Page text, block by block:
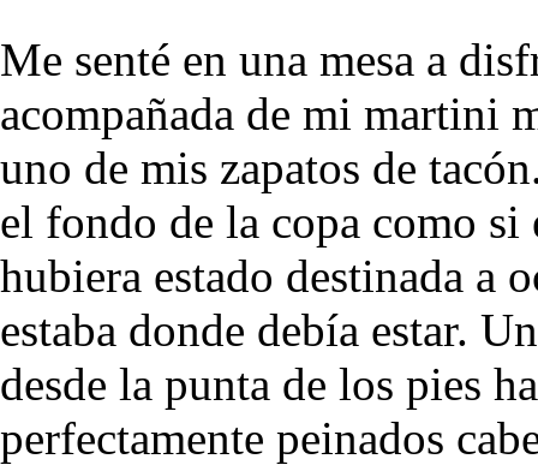
Me senté en una mesa a
acompañada de mi martini
uno de mis zapatos de
el fondo de la copa como si
hubiera estado destinada a
estaba donde debía estar.
desde la punta de los pies
perfectamente peinados